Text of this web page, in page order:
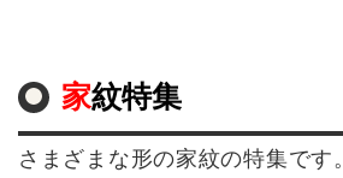
家紋特集
さまざまな形の家紋の特集です。